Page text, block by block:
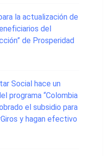
la actualización de
del
de Prosperidad
Social hace un
programa “Colombia
el subsidio para
y hagan efectivo